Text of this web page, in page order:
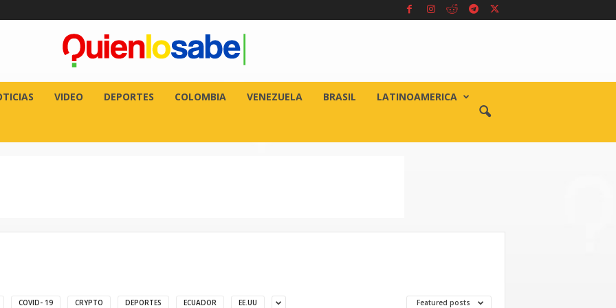
VIDEO DEPORTES COLOMBIA VENEZUELA BRASIL LATINOAMERICA
COVID- 19 CRYPTO DEPORTES ECUADOR EE.UU Featured posts